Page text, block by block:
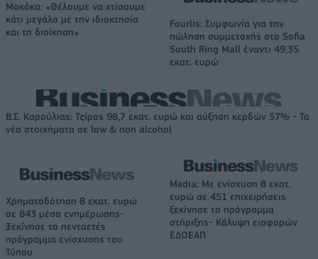
Μοκόκα: «Θέλουμε να χτίσουμε
κάτι μεγάλο με την ιδιοκτησία
και τη διοίκηση»
Fourlis: Συμφωνία για την
πώληση συμμετοχής στο Sofia
South Ring Mall έναντι 49,35
εκατ. ευρώ
Β.Σ. Καρούλιας: Τζίρος 98,7 εκατ. ευρώ και αύξηση κερδών 57% - Τα
νέα στοιχήματα σε low & non alcohol
Χρηματοδότηση 8 εκατ. ευρώ
σε 843 μέσα ενημέρωσης-
Ξεκίνησε το πενταετές
πρόγραμμα ενίσχυσης του
Τύπου
Media: Με ενίσχυση 8 εκατ.
ευρώ σε 451 επιχειρήσεις
ξεκίνησε το πρόγραμμα
στήριξης- Κάλυψη εισφορών
ΕΔΟΕΑΠ